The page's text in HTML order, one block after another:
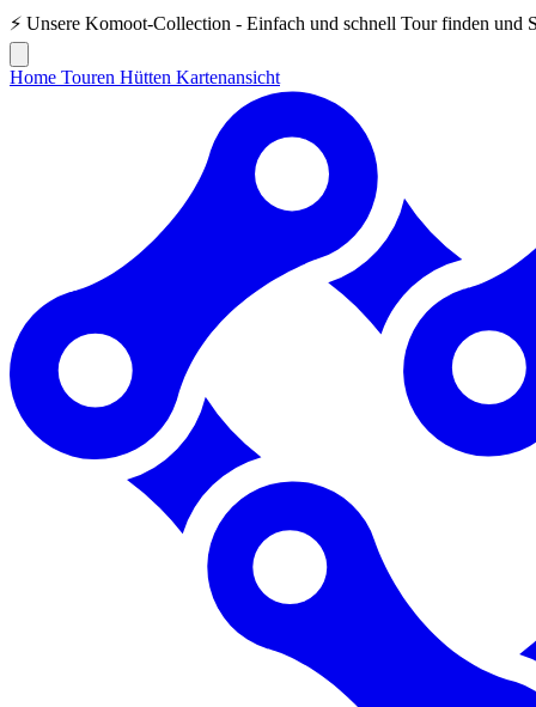
⚡ Unsere Komoot-Collection - Einfach und schnell Tour finden und
Home Touren Hütten Kartenansicht